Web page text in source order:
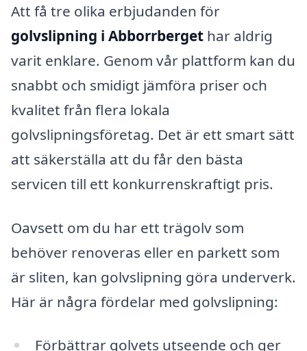
Att få tre olika erbjudanden för
golvslipning i Abborrberget har aldrig
varit enklare. Genom vår plattform kan du
snabbt och smidigt jämföra priser och
kvalitet från flera lokala
golvslipningsföretag. Det är ett smart sätt
att säkerställa att du får den bästa
servicen till ett konkurrenskraftigt pris.
Oavsett om du har ett trägolv som
behöver renoveras eller en parkett som
är sliten, kan golvslipning göra underverk.
Här är några fördelar med golvslipning:
Förbättrar golvets utseende och ger